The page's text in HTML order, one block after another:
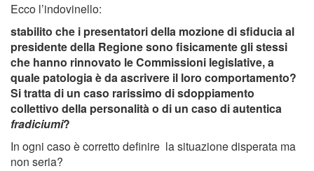
Ecco l’indovinello:
stabilito che i presentatori della mozione di sfiducia al
presidente della Regione sono fisicamente gli stessi
che hanno rinnovato le Commissioni legislative, a
quale patologia è da ascrivere il loro comportamento?
Si tratta di un caso rarissimo di sdoppiamento
collettivo della personalità o di un caso di autentica
fradiciumi?
In ogni caso è corretto definire la situazione disperata ma
non seria?